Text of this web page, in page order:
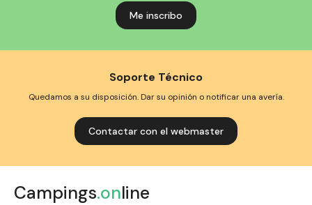
Soporte Técnico
Quedamos a su disposición. Dar su opinión o notificar una avería.
Contactar con el webmaster
Campings.online